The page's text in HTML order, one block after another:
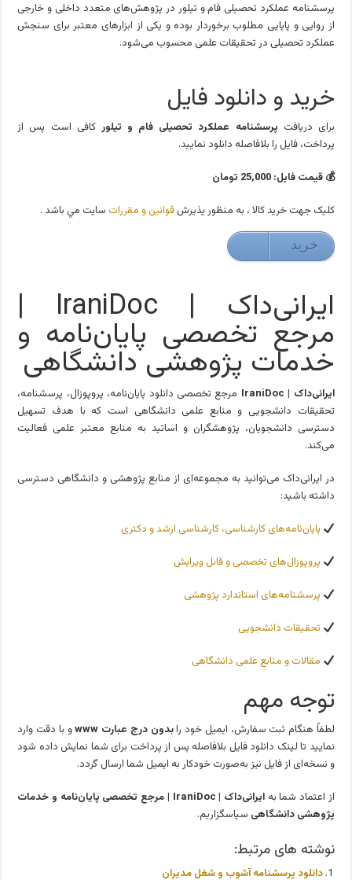
پرسشنامه عملکرد تحصیلی فام و تیلور در پژوهش‌های متعدد داخلی و خارجی
از روایی و پایایی مطلوب برخوردار بوده و یکی از ابزارهای معتبر برای سنجش
عملکرد تحصیلی در تحقیقات علمی محسوب می‌شود.
خرید و دانلود فایل
برای دریافت پرسشنامه عملکرد تحصیلی فام و تیلور کافی است پس از
پرداخت، فایل را بلافاصله دانلود نمایید.
💰 قیمت فایل: 25,000 تومان
کليک جهت خريد کالا ، به منظور پذيرشقوانين و مقررات سايت مي باشد .
25000 تومان خريد
ایرانی‌داک | IraniDoc |
مرجع تخصصی پایان‌نامه و
خدمات پژوهشی دانشگاهی
ایرانی‌داک | IraniDoc
مرجع تخصصی دانلود پایان‌نامه، پروپوزال، پرسشنامه،
تحقیقات دانشجویی و منابع علمی دانشگاهی است که با هدف تسهیل
دسترسی دانشجویان، پژوهشگران و اساتید به منابع معتبر علمی فعالیت
می‌کند.
در ایرانی‌داک می‌توانید به مجموعه‌ای از منابع پژوهشی و دانشگاهی دسترسی
داشته باشید:
پایان‌نامه‌های کارشناسی، کارشناسی ارشد و دکتری
پروپوزال‌های تخصصی و قابل ویرایش
پرسشنامه‌های استاندارد پژوهشی
تحقیقات دانشجویی
مقالات و منابع علمی دانشگاهی
توجه مهم
لطفاً هنگام ثبت سفارش، ایمیل خود رابدون درج عبارت www
و با دقت وارد
نمایید تا لینک دانلود فایل بلافاصله پس از پرداخت برای شما نمایش داده شود
و نسخه‌ای از فایل نیز به‌صورت خودکار به ایمیل شما ارسال گردد.
از اعتماد شما به
ایرانی‌داک | IraniDoc | مرجع تخصصی پایان‌نامه و خدمات
پژوهشی دانشگاهی سپاسگزاریم.
نوشته های مرتبط:
دانلود پرسشنامه آشوب و شغل مديران